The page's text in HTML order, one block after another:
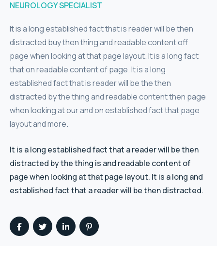
NEUROLOGY SPECIALIST
It is a long established fact that is reader will be then
distracted buy then thing and readable content off
page when looking at that page layout. It is a long fact
that on readable content of page. It is a long
established fact that is reader will be the then
distracted by the thing and readable content then page
when looking at our and on established fact that page
layout and more.
It is a long established fact that a reader will be then
distracted by the thing is and readable content of
page when looking at that page layout. It is a long and
established fact that a reader will be then distracted.